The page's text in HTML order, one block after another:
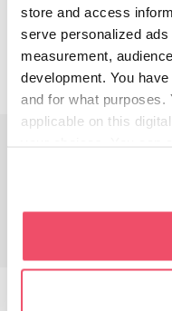
store and access
serve personalized
measurement,
development. You
and for what
applicable on this
If you allow, we would
which can be
Identify your
kralja svetega
madžarskega
eden prvih
Madžarskem.